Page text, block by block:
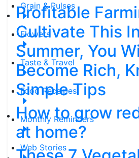
Grain & Pulses
Flowers
Taste & Travel
Food Receipes
Monthly Reminders
Web Stories
Profitable
Cultivate This In
Summer, You
Become Rich,
Simple Tips
How to grow
at home?